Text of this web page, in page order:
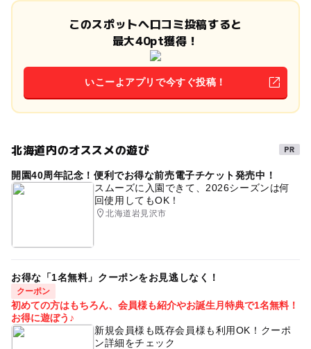
このスポットへ口コミ投稿すると
最大40pt獲得！
いこーよアプリで今すぐ投稿！
北海道内のオススメの遊び
開園40周年記念！便利でお得な前売電子チケット発売中！
スムーズに入園できて、2026シーズンは何
回使用してもOK！
北海道岩見沢市
お得な「1名無料」クーポンをお見逃しなく！
クーポン
初めての方はもちろん、会員様も紹介やお誕生月特典で1名無料！
お得に遊ぼう♪
新規会員様も既存会員様も利用OK！クーポ
ン詳細をチェック